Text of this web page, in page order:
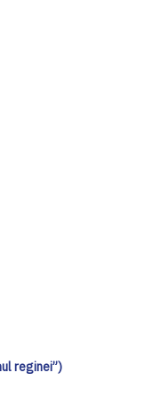
reginei”)